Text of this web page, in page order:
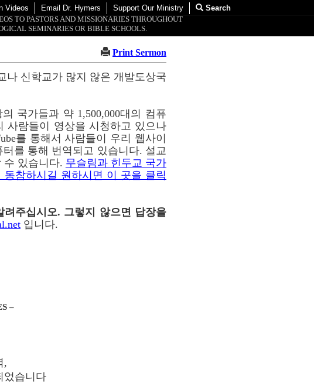
Videos Email Dr. Hymers Support Our Ministry
Search
TO PASTORS AND MISSIONARIES THROUGHOUT
SEMINARIES OR BIBLE SCHOOLS.
Print Sermon
나 신학교가 많지 않은 개발도상국
국가들과 약 1,500,000대의 컴퓨
사람들이 영상을 시청하고 있으나
를 통해서 사람들이 우리 웹사이
를 통해 번역되고 있습니다. 설교
수 있습니다. 무슬림과 힌두교 국가
참하시길 원하시면 이 곳을 클릭
주십시오. 그렇지 않으면 답장을
입니다.
–
,
었습니다